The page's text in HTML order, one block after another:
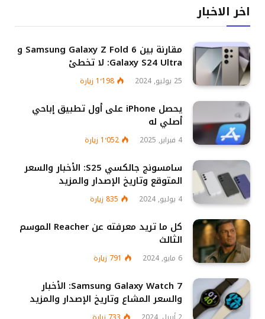
اخر الاخبار
مقارنة بين Samsung Galaxy Z Fold 6 و
Galaxy S24 Ultra: لا تخطئ
25 يوليو, 2024 1٬198 زيارة
يحصل iPhone على أول تطبيق إباحي
أصلي له
4 فبراير, 2025 1٬052 زيارة
سامسونج جالكسي S25: الأخبار والسعر
المتوقع وتاريخ الإصدار والمزيد
4 يوليو, 2024 835 زيارة
كل ما تريد معرفته عن Reacher الموسم
الثالث
6 مايو, 2024 791 زيارة
Samsung Galaxy Watch 7: الأخبار
والسعر المشاع وتاريخ الإصدار والمزيد